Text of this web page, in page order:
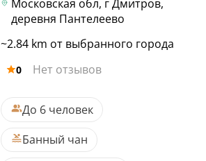
Московская обл, г Дмитров,
деревня Пантелеево
~2.84 km от выбранного города
0 Нет отзывов
До 6 человек
Банный чан